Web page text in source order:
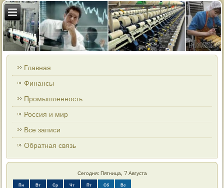
Главная
Финансы
Промышленность
Россия и мир
Все записи
Обратная связь
Сегодня: Пятница, 7 Августа
Пн Вт Ср Чт Пт Сб Вс